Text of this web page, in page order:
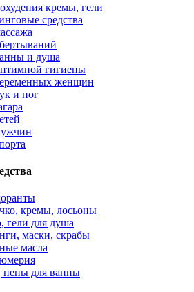
кремы, гели
средства
и душа
гигиены
женщин
и ног
кремы, лосьоны
гели для душа
маски, скрабы
масла
пены для ванны